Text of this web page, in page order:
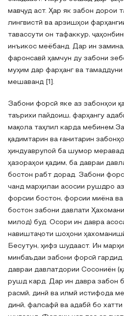
мавҷуд аст. Ҳар як забон дорои
лингвистӣ ва арзишҳои
тавассути он тафаккур,
инъикос меёбанд. Дар ин
фаронсавӣ ҳамчун ду забони
муҳим дар фарҳанг ва
мешаванд [1].
Забони форсӣ яке аз забонҳои
таърихи пайдоиш, фарҳангу
мақола таҳлил карда
қадимтарин ва ғанитарин
ҳиндуаврупоӣ ба шумор
ҳазораҳои қадим, ба давраи
бостон рабт дорад. Забони
чанд марҳилаи асосии рушдро
форсии бостон, форсии миёна
бостон забони давлати
милод) буд. Осори ин давра
навиштаҷоти шоҳони
Бесутун, ҳифз шудааст. Ин
минбаъдаи забони форсӣ
давраи давлатдории Сосониён
рушд кард. Дар ин давра забон
расмӣ, динӣ ва илмӣ истифода
динӣ, фалсафӣ ва адабӣ бо